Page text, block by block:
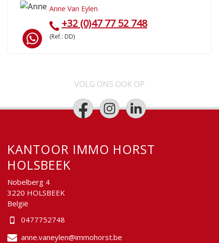
Anne Van Eylen
+32 (0)47 77 52 748
(Ref.: DD)
VOLG ONS OOK OP
KANTOOR IMMO HORST
HOLSBEEK
Nobelberg 4
3220 HOLSBEEK
België
0477752748
anne.vaneylen@immohorst.be